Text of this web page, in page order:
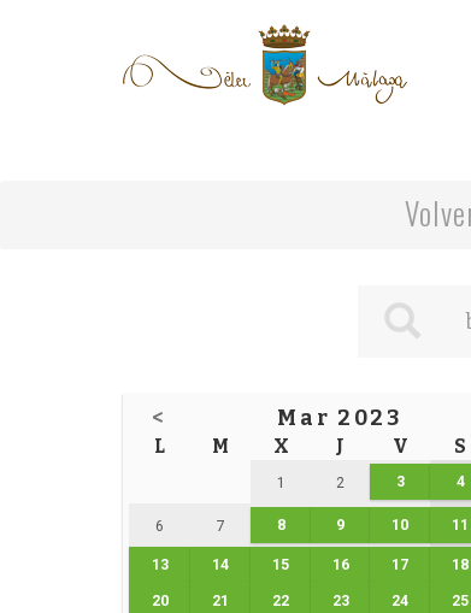
< Mar 2023
L M X J V S
1 2 3 4
6 7 8 9 10 11
13 14 15 16 17 18
20 21 22 23 24 25